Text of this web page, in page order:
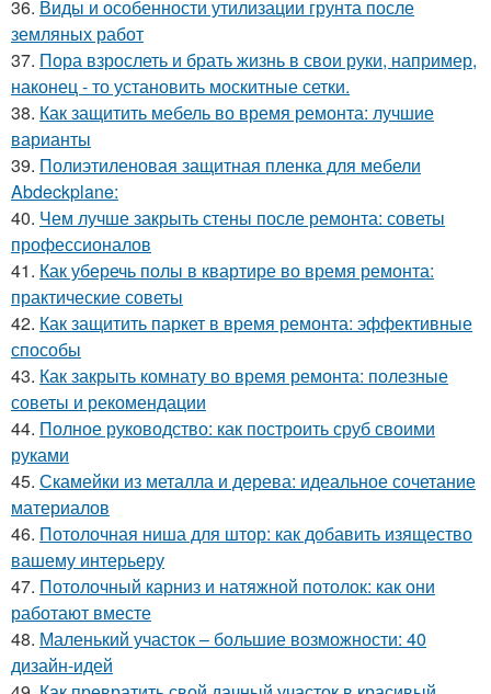
36. Виды и особенности утилизации грунта после
земляных работ
37. Пора взрослеть и брать жизнь в свои руки, например,
наконец - то установить москитные сетки.
38. Как защитить мебель во время ремонта: лучшие
варианты
39. Полиэтиленовая защитная пленка для мебели
Abdeckplane:
40. Чем лучше закрыть стены после ремонта: советы
профессионалов
41. Как уберечь полы в квартире во время ремонта:
практические советы
42. Как защитить паркет в время ремонта: эффективные
способы
43. Как закрыть комнату во время ремонта: полезные
советы и рекомендации
44. Полное руководство: как построить сруб своими
руками
45. Скамейки из металла и дерева: идеальное сочетание
материалов
46. Потолочная ниша для штор: как добавить изящество
вашему интерьеру
47. Потолочный карниз и натяжной потолок: как они
работают вместе
48. Маленький участок – большие возможности: 40
дизайн-идей